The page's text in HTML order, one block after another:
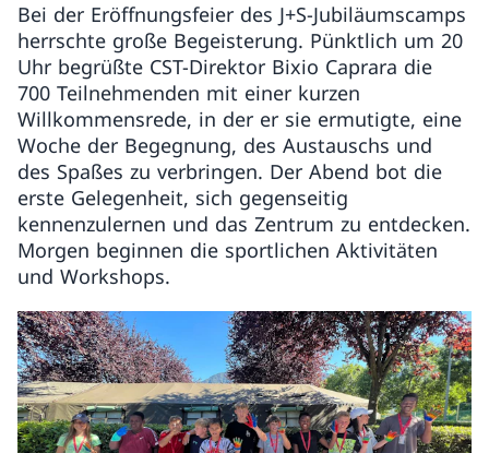
Bei der Eröffnungsfeier des J+S-Jubiläumscamps
herrschte große Begeisterung. Pünktlich um 20
Uhr begrüßte CST-Direktor Bixio Caprara die
700 Teilnehmenden mit einer kurzen
Willkommensrede, in der er sie ermutigte, eine
Woche der Begegnung, des Austauschs und
des Spaßes zu verbringen. Der Abend bot die
erste Gelegenheit, sich gegenseitig
kennenzulernen und das Zentrum zu entdecken.
Morgen beginnen die sportlichen Aktivitäten
und Workshops.